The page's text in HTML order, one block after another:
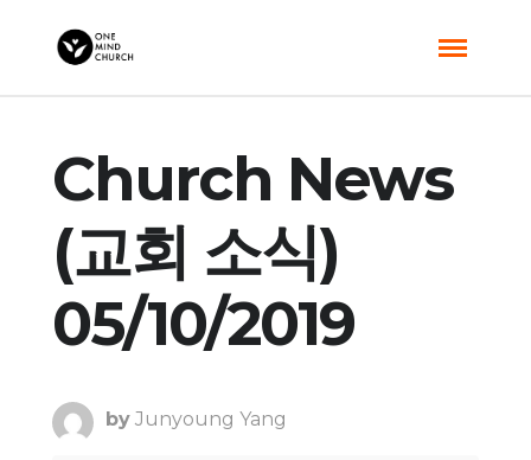
Church News
(교회 소식)
05/10/2019
by Junyoung Yang